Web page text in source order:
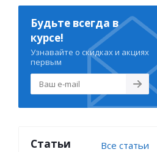
Будьте всегда в
курсе!
Узнавайте о скидках и акциях
первым
Статьи Все статьи